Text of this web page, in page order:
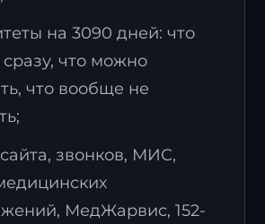
на 3090 дней: что
что можно
что вообще не
звонков, МИС,
МедЖарвис, 152-